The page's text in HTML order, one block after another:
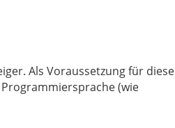
Als Voraussetzung für
(wie